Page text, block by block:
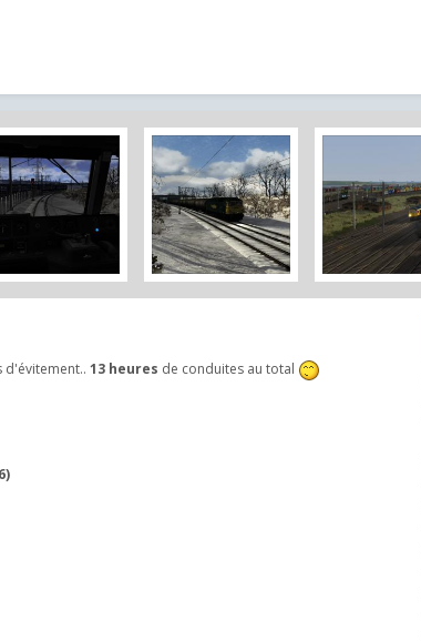
d'évitement.. 13 heures de conduites au total